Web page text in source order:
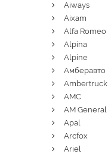
Aiways
Aixam
Alfa Romeo
Alpina
Alpine
Амберавто
Ambertruck
AMC
AM General
Apal
Arcfox
Ariel